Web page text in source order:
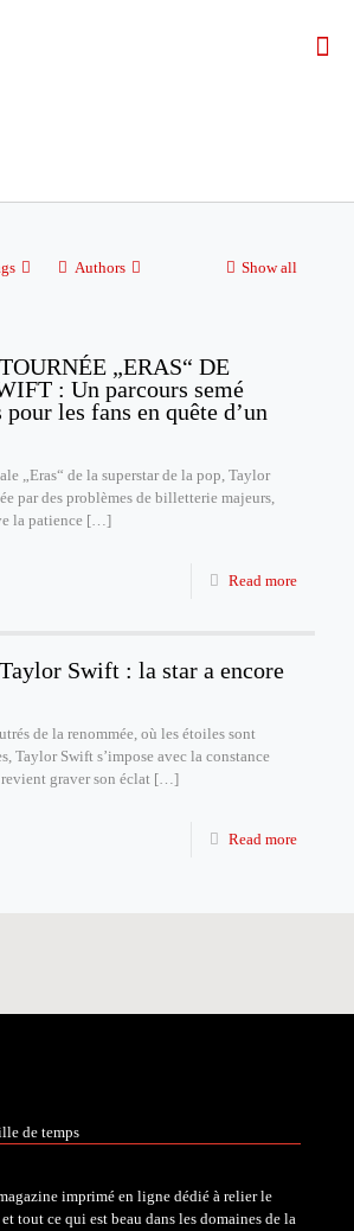
Authors Show all
„ERAS“ DE
: Un parcours semé
pour les fans en quête d’un
„Eras“ de la superstar de la pop, Taylor
par des problèmes de billetterie majeurs,
la patience […]
Read more
Swift : la star a encore
de la renommée, où les étoiles sont
Taylor Swift s’impose avec la constance
graver son éclat […]
Read more
de temps
imprimé en ligne dédié à relier le
tout ce qui est beau dans les domaines de la